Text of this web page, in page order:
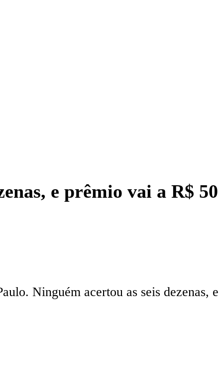
e prêmio vai a R$ 50
Ninguém acertou as seis dezenas, e